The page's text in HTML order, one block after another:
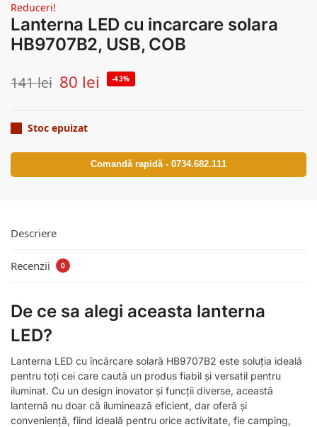
Reduceri!
Lanterna LED cu incarcare solara
HB9707B2, USB, COB
141lei 80 lei -43%
Stoc epuizat
Comandă rapidă - 0734.682.111
Descriere
Recenzii 0
De ce sa alegi aceasta lanterna
LED?
Lanterna LED cu încărcare solară HB9707B2 este soluția ideală
pentru toți cei care caută un produs fiabil și versatil pentru
iluminat. Cu un design inovator și funcții diverse, această
lanternă nu doar că iluminează eficient, dar oferă și
conveniență, fiind ideală pentru orice activitate, fie camping,